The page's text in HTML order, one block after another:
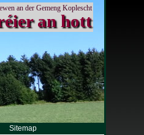
an hott
an der Gemeng Koplescht
Sitemap